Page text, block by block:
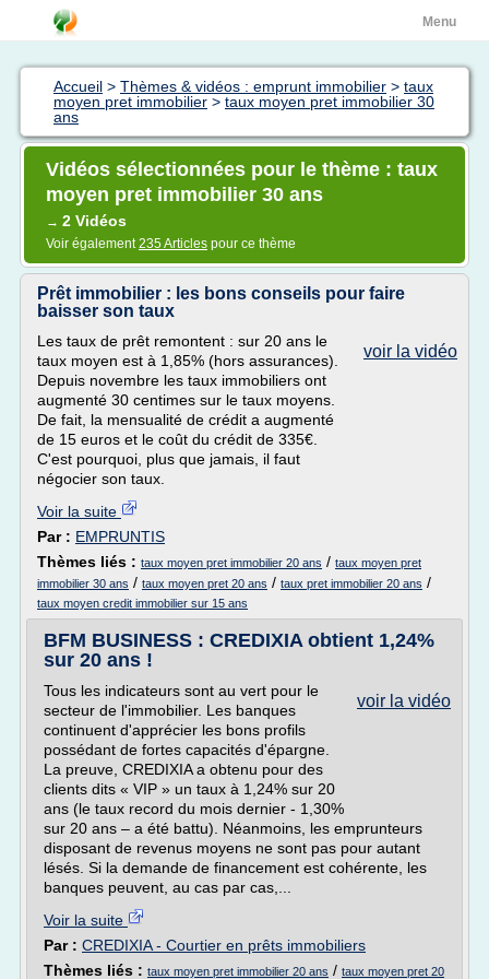
Menu
Accueil > Thèmes & vidéos : emprunt immobilier > taux
moyen pret immobilier > taux moyen pret immobilier 30
ans
Vidéos sélectionnées pour le thème : taux
moyen pret immobilier 30 ans
→ 2 Vidéos
Voir également235 Articles pour ce thème
Prêt immobilier : les bons conseils pour faire
baisser son taux
voir la vidéo
Les taux de prêt remontent : sur 20 ans le
taux moyen est à 1,85% (hors assurances).
Depuis novembre les taux immobiliers ont
augmenté 30 centimes sur le taux moyens.
De fait, la mensualité de crédit a augmenté
de 15 euros et le coût du crédit de 335€.
C'est pourquoi, plus que jamais, il faut
négocier son taux.
Voir la suite
Par : EMPRUNTIS
Thèmes liés : taux moyen pret immobilier 20 ans / taux moyen pret
immobilier 30 ans / taux moyen pret 20 ans / taux pret immobilier 20 ans /
taux moyen credit immobilier sur 15 ans
BFM BUSINESS : CREDIXIA obtient 1,24%
sur 20 ans !
voir la vidéo
Tous les indicateurs sont au vert pour le
secteur de l'immobilier. Les banques
continuent d'apprécier les bons profils
possédant de fortes capacités d'épargne.
La preuve, CREDIXIA a obtenu pour des
clients dits « VIP » un taux à 1,24% sur 20
ans (le taux record du mois dernier - 1,30%
sur 20 ans – a été battu). Néanmoins, les emprunteurs
disposant de revenus moyens ne sont pas pour autant
lésés. Si la demande de financement est cohérente, les
banques peuvent, au cas par cas,...
Voir la suite
Par : CREDIXIA - Courtier en prêts immobiliers
Thèmes liés : taux moyen pret immobilier 20 ans / taux moyen pret 20